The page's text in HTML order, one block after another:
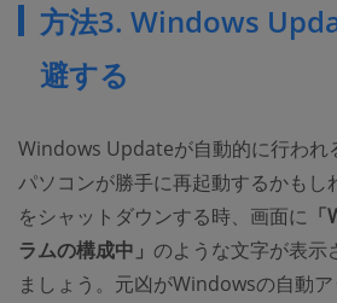
方法3. Windows
避する
Windows Updateが自動的に行われ
パソコンが勝手に再起動するかもし
をシャットダウンする時、画面に
ラムの構成中」 のような文字が表示
ましょう。元凶がWindowsの自動